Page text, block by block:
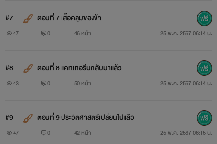
#7 ตอนที่ 7 เสื้อคลุมของข้า
47 0 46 หน้า 25 พ.ค. 2567 06:14 น.
#8 ตอนที่ 8 แคทเทอรีนกลับมาแล้ว
43 0 50 หน้า 25 พ.ค. 2567 06:14 น.
#9 ตอนที่ 9 ประวัติศาสตร์เปลี่ยนไปแล้ว
47 0 42 หน้า 25 พ.ค. 2567 06:15 น.